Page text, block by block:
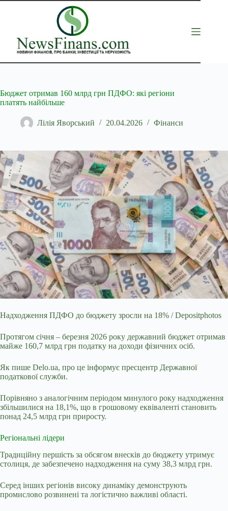
Перейти
Бюджет отримав 160 млрд грн ПДФО: які регіони
платять найбільше
Лілія Яворський 20.04.2026 Фінанси
Надходження ПДФО до бюджету зросли на 18% / Depositphotos
Протягом січня – березня 2026 року державний бюджет отримав
майже 160,7 млрд грн податку на доходи фізичних осіб.
Як пише Delo.ua, про це інформує пресцентр Державної
податкової служби.
Порівняно з аналогічним періодом минулого року надходження
збільшилися на 18,1%, що в грошовому еквіваленті становить
понад 24,5 млрд грн приросту.
Регіональні лідери
Традиційну першість за обсягом внесків до бюджету утримує
столиця, де забезпечено надходження на суму 38,3 млрд грн.
Серед інших регіонів високу динаміку демонструють
промислово розвинені та логістично важливі області.